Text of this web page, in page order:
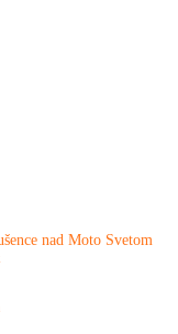
nad Moto Svetom